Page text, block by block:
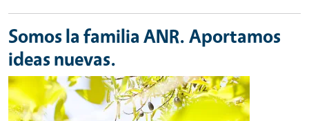
Somos la familia ANR. Aportamos
ideas nuevas.